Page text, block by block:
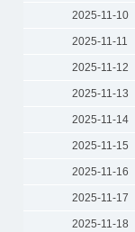
2025-11-10
2025-11-11
2025-11-12
2025-11-13
2025-11-14
2025-11-15
2025-11-16
2025-11-17
2025-11-18